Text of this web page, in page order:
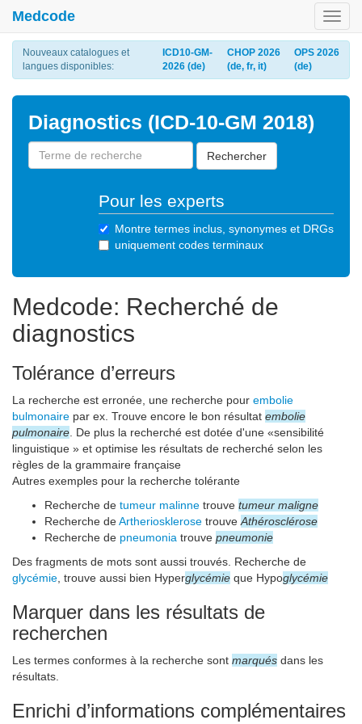
Medcode
Nouveaux catalogues et
langues disponibles:
ICD10-GM-
2026 (de)
CHOP 2026
(de, fr, it)
OPS 2026
(de)
Diagnostics (ICD-10-GM 2018)
Rechercher
Pour les experts
Montre termes inclus, synonymes et DRGs
uniquement codes terminaux
Medcode: Recherché de
diagnostics
Tolérance d’erreurs
La recherche est erronée, une recherche pour embolie
bulmonaire par ex. Trouve encore le bon résultat embolie
pulmonaire . De plus la recherché est dotée d'une «sensibilité
linguistique » et optimise les résultats de recherché selon les
règles de la grammaire française
Autres exemples pour la recherche tolérante
Recherche de tumeur malinne trouve tumeur maligne
Recherche deArtheriosklerose trouve Athérosclérose
Recherche de pneumonia trouve pneumonie
Des fragments de mots sont aussi trouvés. Recherche de
glycémie , trouve aussi bien Hyperglycémie que Hypoglycémie
Marquer dans les résultats de
recherchen
Les termes conformes à la recherche sont marqués dans les
résultats.
Enrichi d’informations complémentaires